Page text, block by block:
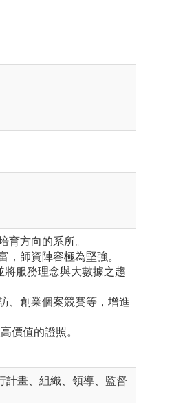
育方向的系所。
，師資陣容極為堅強。
將服務理念與大數據之趨
、創業個案競賽等，增進
價值的證照。
計畫、組織、領導、監督